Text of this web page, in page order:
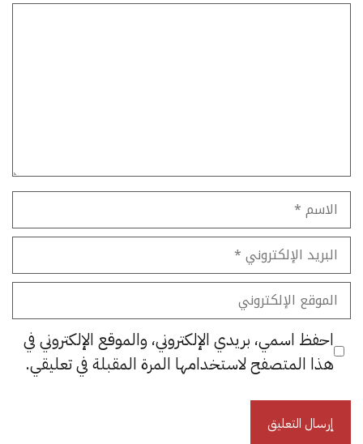
الاسم
البريد
الإلكتروني
الموقع
الإلكتروني
احفظ اسمي، بريدي الإلكتروني، والموقع الإلكتروني في
هذا المتصفح لاستخدامها المرة المقبلة في تعليقي.